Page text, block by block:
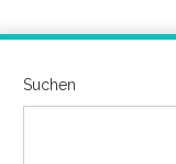
Suchen